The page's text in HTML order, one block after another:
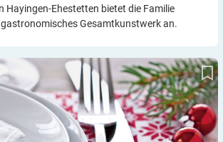
Hayingen-Ehestetten bietet die Familie
Gesamtkunstwerk an.
„Echt essen“-Festmenü